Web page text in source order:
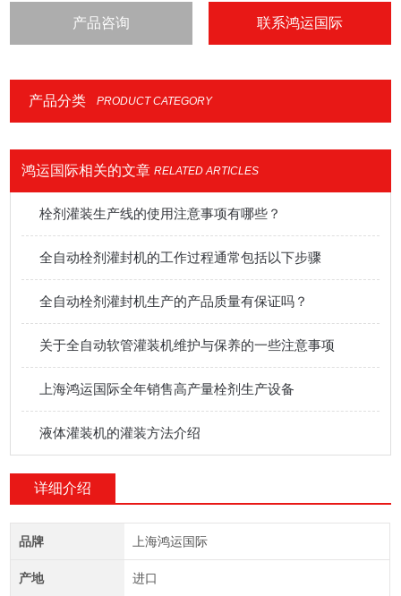
产品咨询 联系鸿运国际
产品分类 PRODUCT CATEGORY
鸿运国际相关的文章 RELATED ARTICLES
栓剂灌装生产线的使用注意事项有哪些？
全自动栓剂灌封机的工作过程通常包括以下步骤
全自动栓剂灌封机生产的产品质量有保证吗？
关于全自动软管灌装机维护与保养的一些注意事项
上海鸿运国际全年销售高产量栓剂生产设备
液体灌装机的灌装方法介绍
详细介绍
品牌 上海鸿运国际
产地 进口